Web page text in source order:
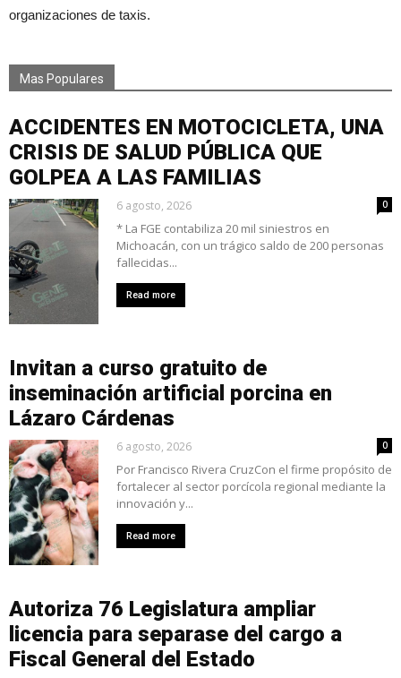
organizaciones de taxis.
Mas Populares
ACCIDENTES EN MOTOCICLETA, UNA
CRISIS DE SALUD PÚBLICA QUE
GOLPEA A LAS FAMILIAS
6 agosto, 2026 0
* La FGE contabiliza 20 mil siniestros en
Michoacán, con un trágico saldo de 200 personas
fallecidas...
Read more
Invitan a curso gratuito de
inseminación artificial porcina en
Lázaro Cárdenas
6 agosto, 2026 0
Por Francisco Rivera CruzCon el firme propósito de
fortalecer al sector porcícola regional mediante la
innovación y...
Read more
Autoriza 76 Legislatura ampliar
licencia para separase del cargo a
Fiscal General del Estado